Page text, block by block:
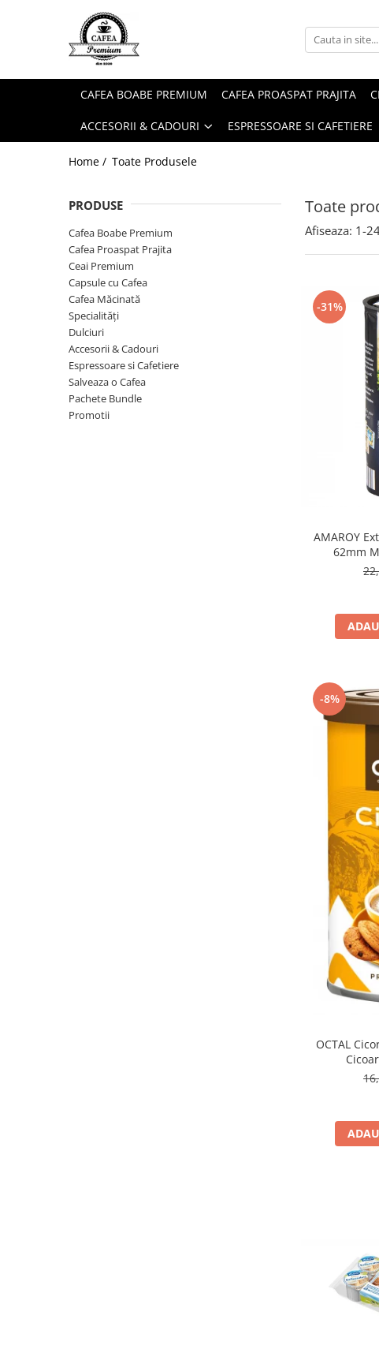
Ceai Premium
Capsule cu Cafea
Specialități
Ciocolată Caldă / Cappuccino
Dulciuri
Ciocolata & Praline
Dropsuri/Jeleuri
Guma de Mestecat
Napolitane
Nuci, Alune si Fructe Deshidratate
Prajituri Ambalate
Accesorii & Cadouri
Lapte pentru Cafea
Pahare / Capace / Palete
Ulei și Oțet
Ustensile Diverse
Zahăr, Miere & Îndulcitori
CAFEA BOABE PREMIUM CAFEA PROASPAT PRAJITA
ACCESORII & CADOURI ESPRESSOARE SI CAFETIERE
Home / Toate Produsele
Toate
PRODUSE
Cafea Boabe Premium
Cafea Proaspat Prajita
Ceai Premium
Capsule cu Cafea
Cafea Măcinată
Specialități
Dulciuri
Accesorii & Cadouri
Espressoare si Cafetiere
Salveaza o Cafea
Pachete Bundle
Promotii
Afiseaza: 1-
-31%
AMAROY
62mm
-8%
OCTAL